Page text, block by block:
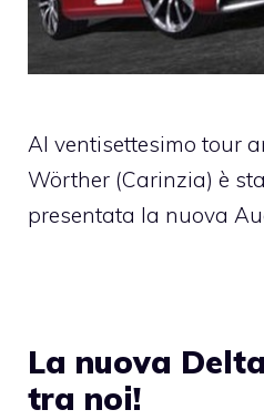
Al ventisettesimo tour
Wörther (Carinzia) è
presentata la nuova
La nuova
tra noi!